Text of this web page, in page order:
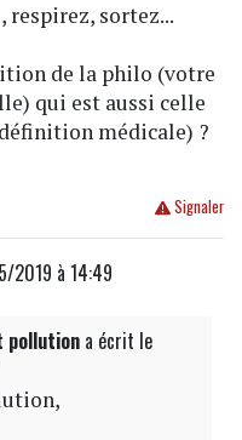
respirez, sortez...
de la philo (votre
qui est aussi celle
médicale) ?
Signaler
à 14:49
pollutiona écrit le